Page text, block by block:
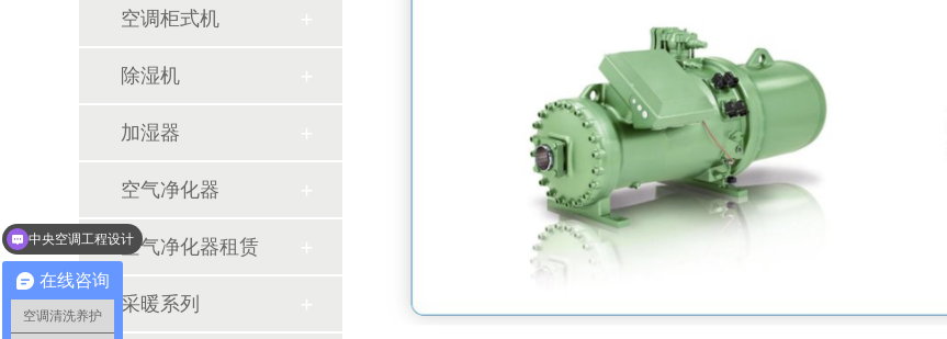
空调柜式机
除湿机
加湿器
空气净化器
空气净化器租赁
采暖系列
在线咨询
空调清洗养护
通风系统和新风系统